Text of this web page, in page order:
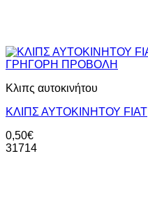
ΓΡΗΓΟΡΗ ΠΡΟΒΟΛΗ
Κλιπς αυτοκινήτου
ΚΛΙΠΣ ΑΥΤΟΚΙΝΗΤΟΥ FIAT
0,50€
31714